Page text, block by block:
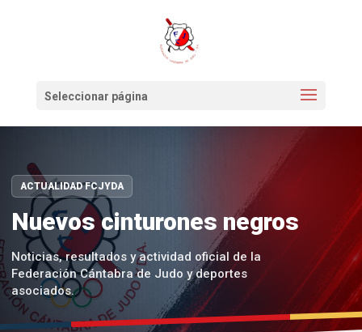
Seleccionar página
ACTUALIDAD FCJYDA
Nuevos cinturones negros
Noticias, resultados y actividad oficial de la
Federación Cántabra de Judo y deportes
asociados.